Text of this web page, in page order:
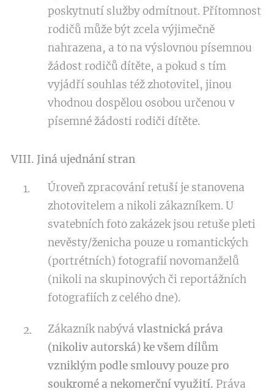
poskytnutí služby odmítnout. Přítomnost
rodičů může být zcela výjimečně
nahrazena, a to na výslovnou písemnou
žádost rodičů dítěte, a pokud s tím
vyjádří souhlas též zhotovitel, jinou
vhodnou dospělou osobou určenou v
písemné žádosti rodiči dítěte.
VIII. Jiná ujednání stran
Úroveň zpracování retuší je stanovena
zhotovitelem a nikoli zákazníkem. U
svatebních foto zakázek jsou retuše pleti
nevěsty/ženicha pouze u romantických
(portrétních) fotografií novomanželů
(nikoli na skupinových či reportážních
fotografiích z celého dne).
Zákazník nabývá vlastnická práva
(nikoliv autorská)ke všem dílům
vzniklým podle smlouvy pouze pro
soukromé a nekomerční využití. Práva